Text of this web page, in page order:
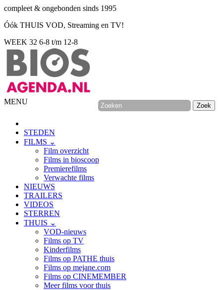
compleet & ongebonden sinds 1995
Óók THUIS VOD, Streaming en TV!
WEEK 32 6-8 t/m 12-8
MENU
STEDEN
FILMS ⌄
Film overzicht
Films in bioscoop
Premierefilms
Verwachte films
NIEUWS
TRAILERS
VIDEOS
STERREN
THUIS ⌄
VOD-nieuws
Films op TV
Kinderfilms
Films op PATHE thuis
Films op mejane.com
Films op CINEMEMBER
Meer films voor thuis